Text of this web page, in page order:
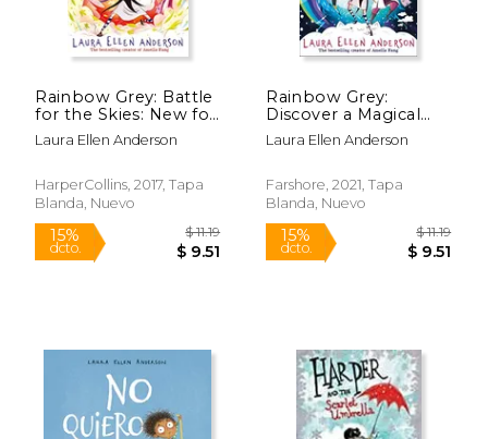
15% 15%
Rainbow Grey: Battle
for the Skies: New for
2023, an Exciting,
Magical Illustrated
Readers and the
Conclusion to the
Author of Amelia
Fang! (Rainbow Grey
Laura Ellen Anderson
HarperCollins, 2017, Tapa
Blanda, Nuevo
Rainbow Grey:
Discover a Magical
new World for Young
Readers in 2021 From
Author of Amelia
Fang! (Rainbow Grey
Laura Ellen Anderson
Farshore, 2021, Tapa
Blanda, Nuevo